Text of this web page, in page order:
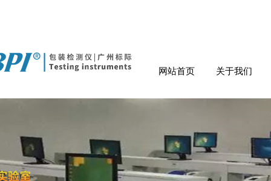
网站首页 关于我们